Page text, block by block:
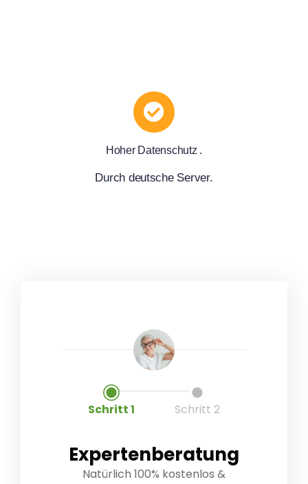
Hoher Datenschutz .
Durch deutsche Server.